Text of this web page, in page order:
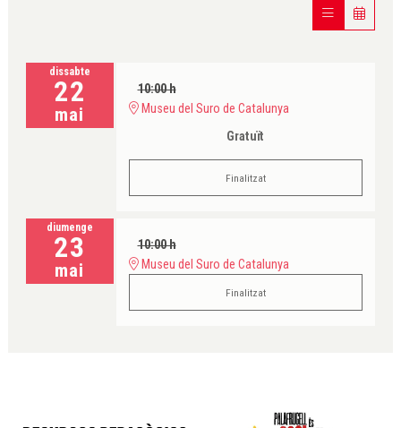
dissabte
22
mai
10:00 h
Museu del Suro de Catalunya
Gratuït
Finalitzat
diumenge
23
mai
10:00 h
Museu del Suro de Catalunya
Finalitzat